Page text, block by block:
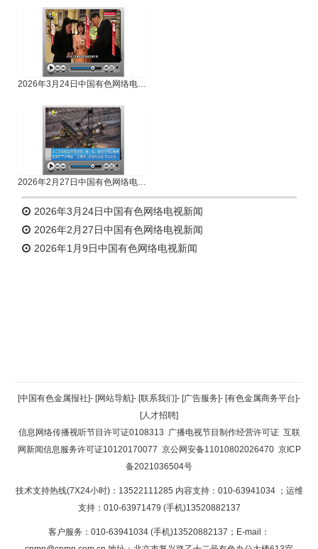
2026年3月24日中国有色网络电视新闻
2026年2月27日中国有色网络电视新闻
2026年3月24日中国有色网络电视新闻
2026年2月27日中国有色网络电视新闻
2026年1月9日中国有色网络电视新闻
返回顶部
返回首页
[中国有色金属报社]- [网站导航]- [联系我们]- [广告服务]- [有色金属商务平台]-
[人才招聘]
信息网络传播视听节目许可证0108313 广播电视节目制作经营许可证 互联
网新闻信息服务许可证10120170077 京公网安备11010802026470 京ICP
备2021036504号
技术支持热线(7X24小时)：13522111285 内容支持：010-63941034 ；运维
支持：010-63971479 (手机)13520882137
客户服务：010-63941034 (手机)13520882137；E-mail：